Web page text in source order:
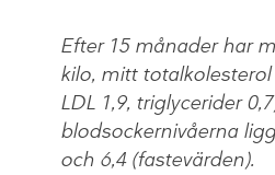
Efter 15 månader har
kilo, mitt totalkolesterol
LDL 1,9, triglycerider
blodsockernivåerna
och 6,4 (fastevärden).